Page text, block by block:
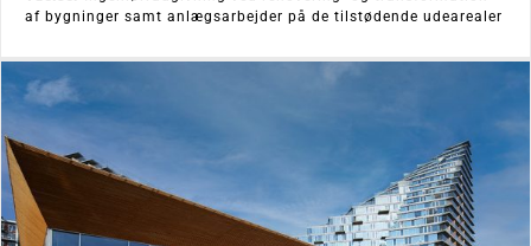
af bygninger samt anlægsarbejder på de tilstødende udearealer